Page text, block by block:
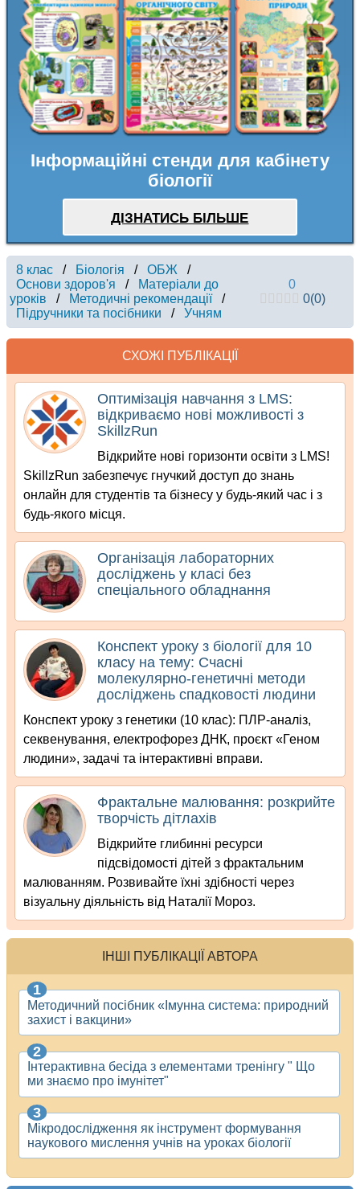
Інформаційні стенди для кабінету
біології
ДІЗНАТИСЬ БІЛЬШЕ
8 клас / Біологія / ОБЖ
/
Основи здоров'я
/
Матеріали до
уроків
/ Методичні рекомендації
/
Підручники та посібники
/ Учням
0
0(0)
СХОЖІ ПУБЛІКАЦІЇ
Оптимізація навчання з LMS:
відкриваємо нові можливості з
SkillzRun
Відкрийте нові горизонти освіти з LMS!
SkillzRun забезпечує гнучкий доступ до знань
онлайн для студентів та бізнесу у будь-який час і з
будь-якого місця.
Організація лабораторних
досліджень у класі без
спеціального обладнання
Конспект уроку з біології для 10
класу на тему: Счасні
молекулярно-генетичні методи
досліджень спадковості людини
Конспект уроку з генетики (10 клас): ПЛР-аналіз,
секвенування, електрофорез ДНК, проєкт «Геном
людини», задачі та інтерактивні вправи.
Фрактальне малювання: розкрийте
творчість дітлахів
Відкрийте глибинні ресурси
підсвідомості дітей з фрактальним
малюванням. Розвивайте їхні здібності через
візуальну діяльність від Наталії Мороз.
ІНШІ ПУБЛІКАЦІЇ АВТОРА
Методичний посібник «Імунна система: природний
захист і вакцини»
Інтерактивна бесіда з елементами тренінгу " Що
ми знаємо про імунітет"
Мікродослідження як інструмент формування
наукового мислення учнів на уроках біології